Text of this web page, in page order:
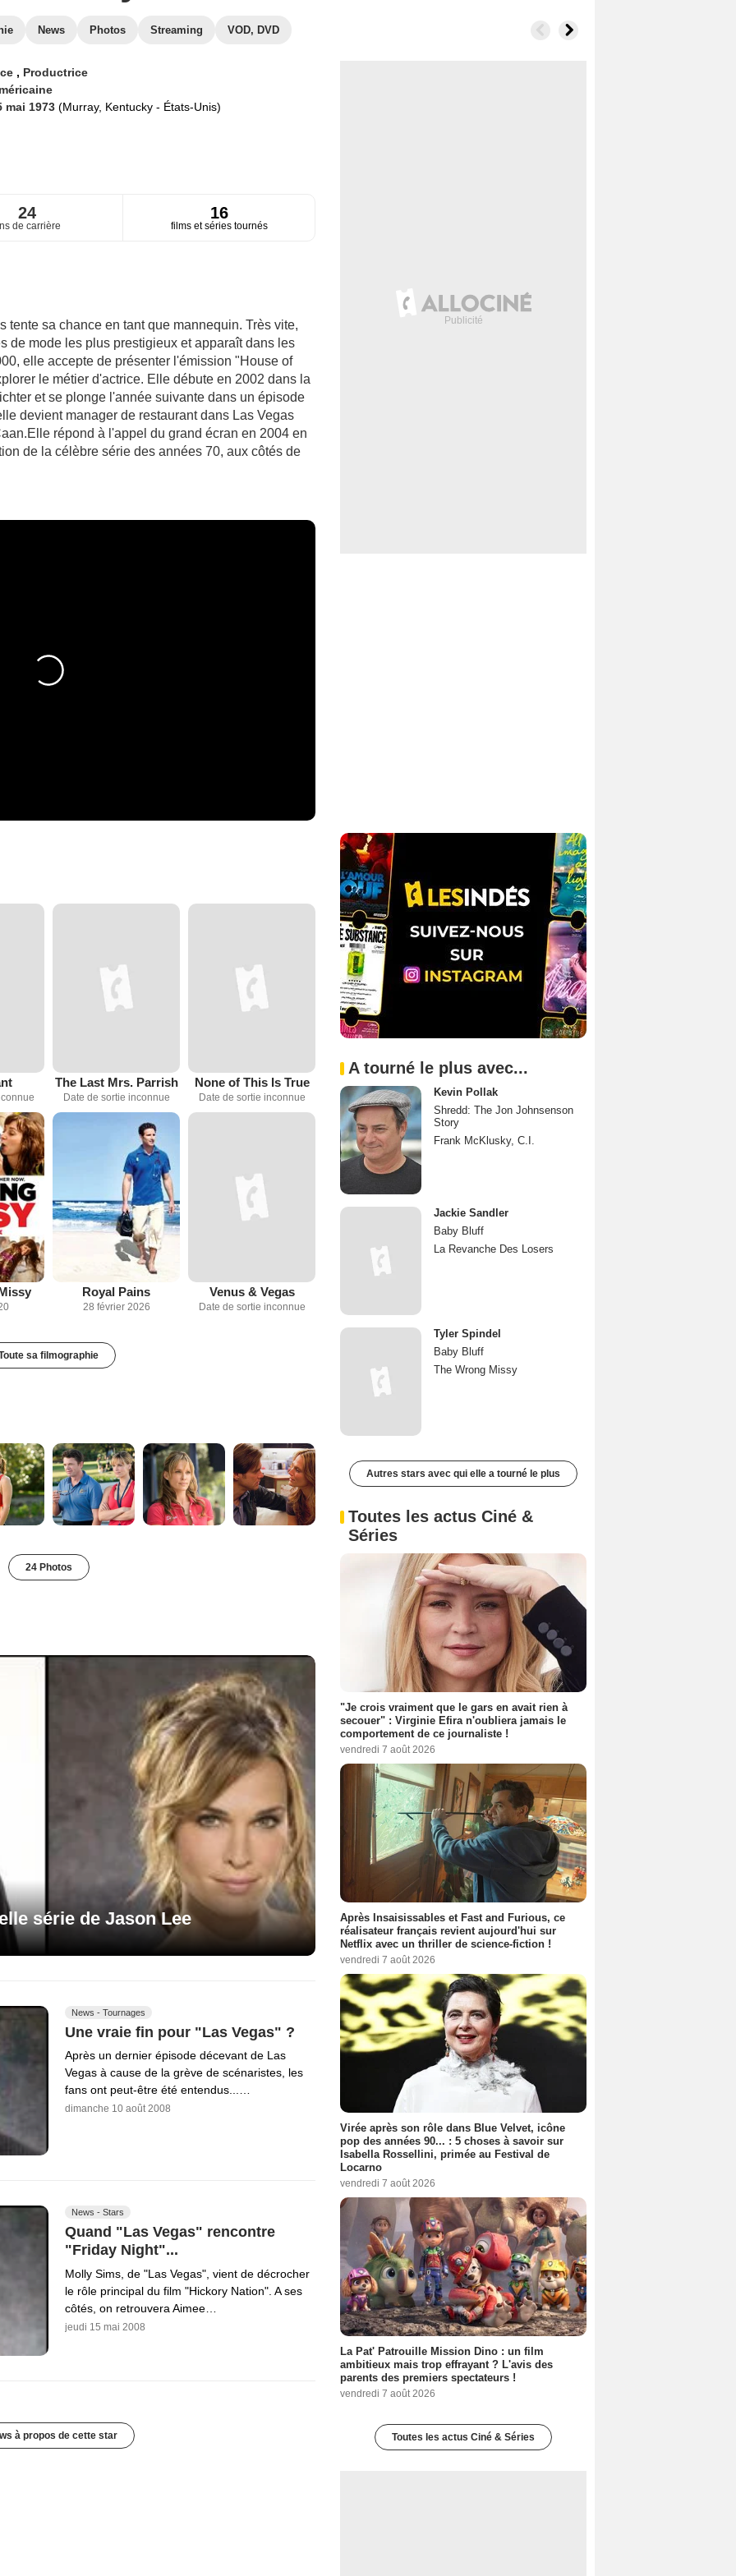
News Photos Streaming VOD, DVD
, Productrice
mai 1973 (Murray, Kentucky - États-Unis)
24
de carrière
16
films et séries tournés
tente sa chance en tant que mannequin. Très vite,
de mode les plus prestigieux et apparaît dans les
elle accepte de présenter l'émission "House of
le métier d'actrice. Elle débute en 2002 dans la
et se plonge l'année suivante dans un épisode
devient manager de restaurant dans Las Vegas
répond à l'appel du grand écran en 2004 en
de la célèbre série des années 70, aux côtés de
The Last Mrs. Parrish
Date de sortie inconnue
None of This Is True
Date de sortie inconnue
Royal Pains
28 février 2026
Venus & Vegas
Date de sortie inconnue
sa filmographie
24 Photos
série de Jason Lee
News - Tournages
Une vraie fin pour "Las Vegas" ?
Après un dernier épisode décevant de Las
Vegas à cause de la grève de scénaristes, les
fans ont peut-être été entendus...…
dimanche 10 août 2008
News - Stars
Quand "Las Vegas" rencontre
"Friday Night"...
Molly Sims, de "Las Vegas", vient de décrocher
le rôle principal du film "Hickory Nation". A ses
côtés, on retrouvera Aimee…
jeudi 15 mai 2008
à propos de cette star
A tourné le plus avec...
Kevin Pollak
Shredd: The Jon Johnsenson
Story
Frank McKlusky, C.I.
Jackie Sandler
Baby Bluff
La Revanche Des Losers
Tyler Spindel
Baby Bluff
The Wrong Missy
Autres stars avec qui elle a tourné le plus
Toutes les actus Ciné &
Séries
"Je crois vraiment que le gars en avait rien à
secouer" : Virginie Efira n'oubliera jamais le
comportement de ce journaliste !
vendredi 7 août 2026
Après Insaisissables et Fast and Furious, ce
réalisateur français revient aujourd'hui sur
Netflix avec un thriller de science-fiction !
vendredi 7 août 2026
Virée après son rôle dans Blue Velvet, icône
pop des années 90... : 5 choses à savoir sur
Isabella Rossellini, primée au Festival de
Locarno
vendredi 7 août 2026
La Pat' Patrouille Mission Dino : un film
ambitieux mais trop effrayant ? L'avis des
parents des premiers spectateurs !
vendredi 7 août 2026
Toutes les actus Ciné & Séries